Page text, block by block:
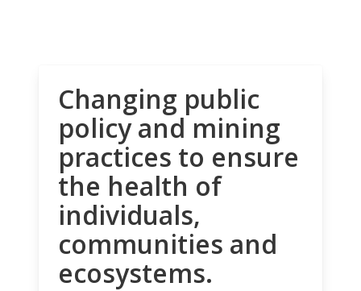
Changing public
policy and mining
practices to ensure
the health of
individuals,
communities and
ecosystems.